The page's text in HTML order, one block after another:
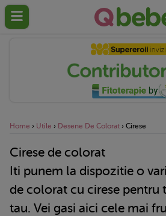
Home › Utile › Desene De Colorat › Cirese
Cirese de colorat
Iti punem la dispozitie o varietate de planse
de colorat cu cirese pentru
tau. Vei gasi aici cele mai